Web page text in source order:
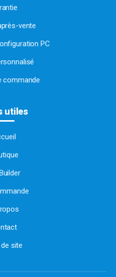
vente
PC
commande
utiles
site